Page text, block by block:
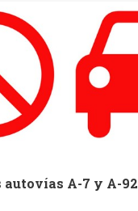
autovías A-7 y A-92